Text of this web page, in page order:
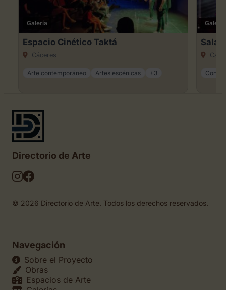
Galería
Espacio Cinético Taktá
Cáceres
Arte contemporáneo Artes escénicas +3
Galería
Sala
Directorio de Arte
© 2026 Directorio de Arte. Todos los derechos reservados.
Navegación
Sobre el Proyecto
Obras
Espacios de Arte